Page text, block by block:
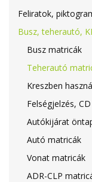
Feliratok,
Busz, teherautó,
Busz matricák
Teherautó
Kreszben
Felségjelzés,
Autókijárat
Autó matricák
Vonat matricák
ADR-CLP